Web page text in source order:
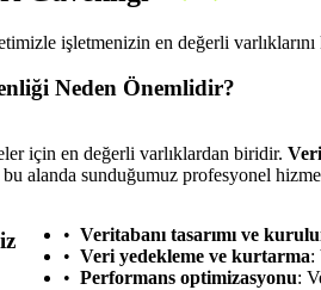
işletmenizin en değerli
Neden Önemlidir?
için en değerli varlıklardan biridir.
alanda sunduğumuz profesyonel
Veritabanı tasarımı ve
Veri yedekleme ve kurtarma:
Performans optimizasyonu: